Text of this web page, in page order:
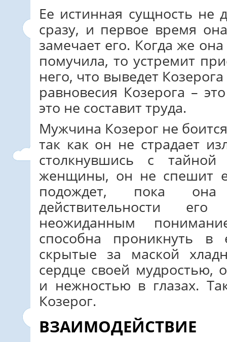
Ее истинная сущность не
сразу, и первое время
замечает его. Когда же
помучила, то устремит
него, что выведет
равновесия Козерога –
это не составит труда.
Мужчина Козерог не
так как он не страдает
столкнувшись с
женщины, он не спешит
подождет, пока
действительности
неожиданным
способна проникнуть в
скрытые за маской
сердце своей мудростью,
и нежностью в глазах.
Козерог.
ВЗАИМОДЕЙСТВИЕ